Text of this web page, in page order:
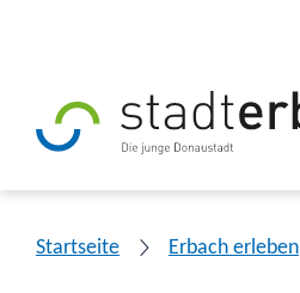
Startseite Erbach erleben